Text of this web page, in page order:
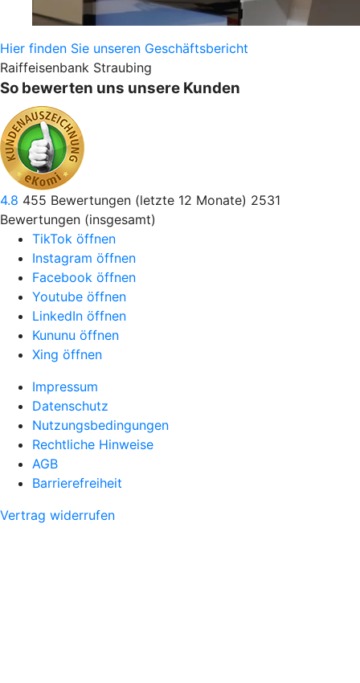
Hier finden Sie unseren Geschäftsbericht
Raiffeisenbank Straubing
So bewerten uns unsere Kunden
4.8 455 Bewertungen (letzte 12 Monate) 2531
Bewertungen (insgesamt)
TikTok öffnen
Instagram öffnen
Facebook öffnen
Youtube öffnen
LinkedIn öffnen
Kununu öffnen
Xing öffnen
Impressum
Datenschutz
Nutzungsbedingungen
Rechtliche Hinweise
AGB
Barrierefreiheit
Vertrag widerrufen